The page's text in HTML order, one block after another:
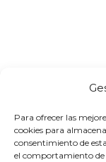
Para ofrecer las
cookies para
consentimiento de
el comportamiento de